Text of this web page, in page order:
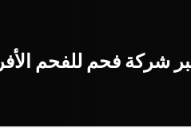
شركة فحم للفحم